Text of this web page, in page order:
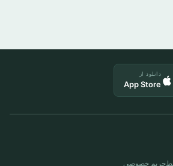
دانلود از
App Store
حریم خصوصی